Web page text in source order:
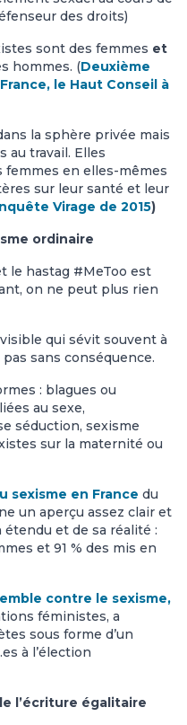
des droits)
sont des femmes et
hommes. (Deuxième
le Haut Conseil à
la sphère privée mais
au travail. Elles
femmes en elles-mêmes
sur leur santé et leur
Virage de 2015)
ordinaire
le hastag #MeToo est
on ne peut plus rien
qui sévit souvent à
sans conséquence.
: blagues ou
au sexe,
séduction, sexisme
sur la maternité ou
sexisme en France du
un aperçu assez clair et
et de sa réalité :
et 91 % des mis en
contre le sexisme,
féministes, a
sous forme d’un
à l’élection
l’écriture égalitaire